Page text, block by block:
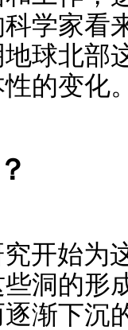
学家看
球北部
的变化
开始为
洞的形
渐下沉